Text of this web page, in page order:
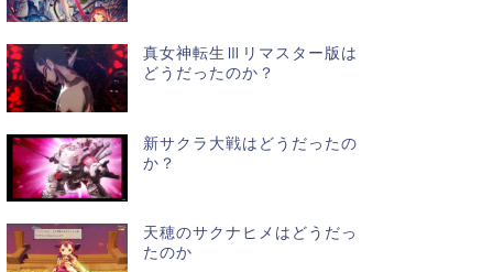
真女神転生Ⅲリマスター版は
どうだったのか？
新サクラ大戦はどうだったの
か？
天穂のサクナヒメはどうだっ
たのか